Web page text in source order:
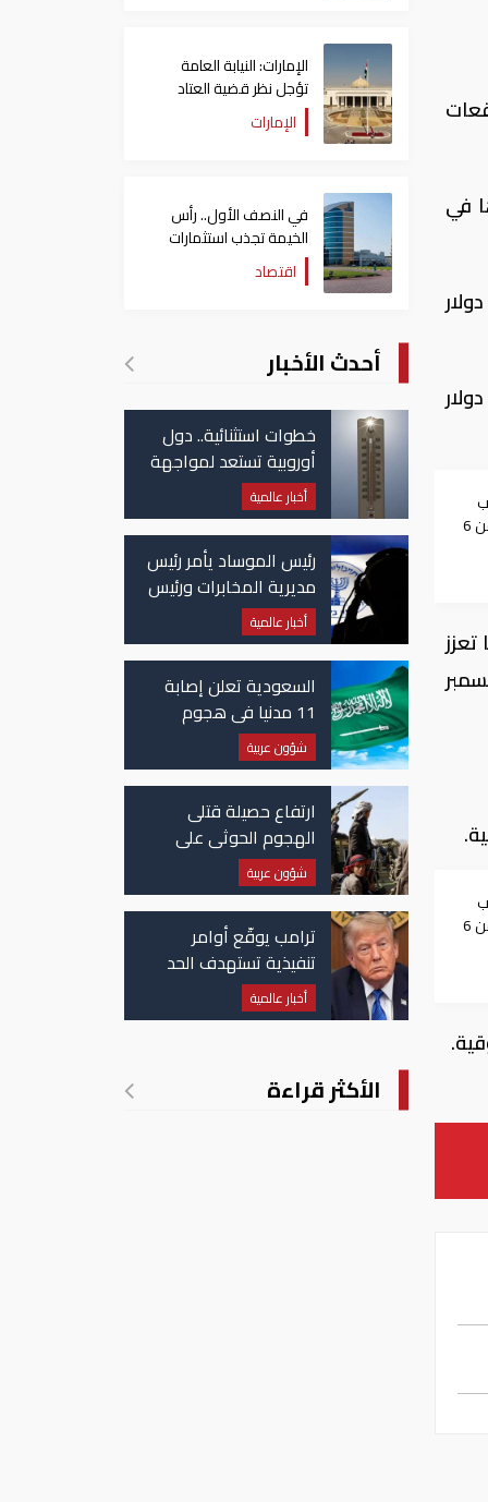
في
بتوقيت جرينتش تراجع الذهب في المعاملات الفورية 0.7 في المئة إلى 1266.91 دولار
الأمريكية الآجلة تسليم ديسمبر كانون الأول 0.8 في المئة إلى 1275.71 دولار
أكبر ارتفاع في النفط من 6
أكبر ارتفاع في النفط من 6
الإمارات: النيابة العامة
تؤجل نظر قضية العتاد
العسكري للسودان
الإمارات
في النصف الأول.. رأس
الخيمة تجذب استثمارات
تتجاوز 771 مليون درهماقتصاد
أحدث الأخبار
خطوات استثنائية.. دول
أوروبية تستعد لمواجهة
موجة حر غير مسبوقة
أخبار عالمية
رئيس الموساد يأمر رئيس
مديرية المخابرات ورئيس
قسم إيران بالاستقالة
أخبار عالمية
السعودية تعلن إصابة
11 مدنيا في هجوم
حوثي على نجران
شؤون عربية
ارتفاع حصيلة قتلى
الهجوم الحوثي على
قتيلًا وعشرات الجرحى
شؤون عربية
ترامب يوقّع أوامر
تنفيذية تستهدف الحد
من منح الجنسية
الأمريكية بالولادة
أخبار عالمية
الأكثر قراءة